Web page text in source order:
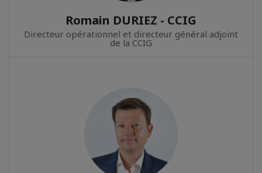
Romain DURIEZ - CCIG
Directeur opérationnel et directeur général adjoint
de la CCIG